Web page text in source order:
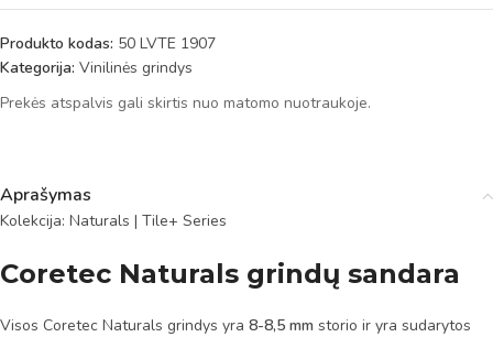
Produkto kodas: 50 LVTE 1907
Kategorija: Vinilinės grindys
Prekės atspalvis gali skirtis nuo matomo nuotraukoje.
Aprašymas
Kolekcija: Naturals | Tile+ Series
Coretec Naturals grindų sandara
Visos Coretec Naturals grindys yra 8-8,5 mm storio ir yra sudarytos